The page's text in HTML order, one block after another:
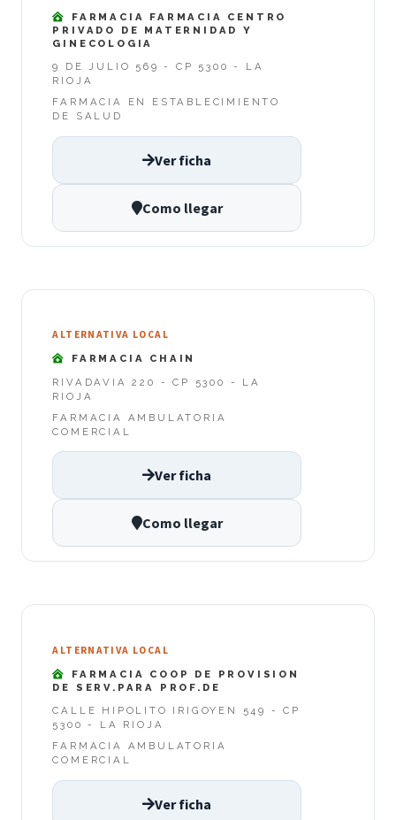
FARMACIA FARMACIA CENTRO
PRIVADO DE MATERNIDAD Y
GINECOLOGIA
9 DE JULIO 569 - CP 5300 - LA
RIOJA
FARMACIA EN ESTABLECIMIENTO
DE SALUD
Ver ficha
Como llegar
ALTERNATIVA LOCAL
FARMACIA CHAIN
RIVADAVIA 220 - CP 5300 - LA
RIOJA
FARMACIA AMBULATORIA
COMERCIAL
Ver ficha
Como llegar
ALTERNATIVA LOCAL
FARMACIA COOP DE PROVISION
DE SERV.PARA PROF.DE
CALLE HIPOLITO IRIGOYEN 549 - CP
5300 - LA RIOJA
FARMACIA AMBULATORIA
COMERCIAL
Ver ficha